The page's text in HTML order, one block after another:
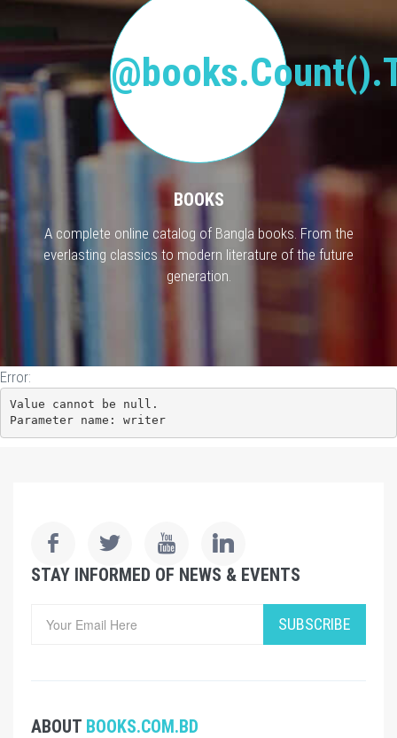
BOOKS
A complete online catalog of Bangla books. From the
everlasting classics to modern literature of the future
generation.
Error:
Value cannot be null.
Parameter name: writer
STAY INFORMED OF NEWS & EVENTS
SUBSCRIBE
ABOUT BOOKS.COM.BD